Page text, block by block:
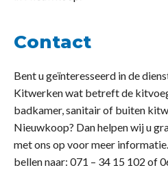
Contact
Bent u geïnteresseerd in de
Kitwerken wat betreft de
badkamer, sanitair of buiten
Nieuwkoop? Dan helpen wij u
met ons op voor meer
bellen naar: 071 – 34 15 102 of